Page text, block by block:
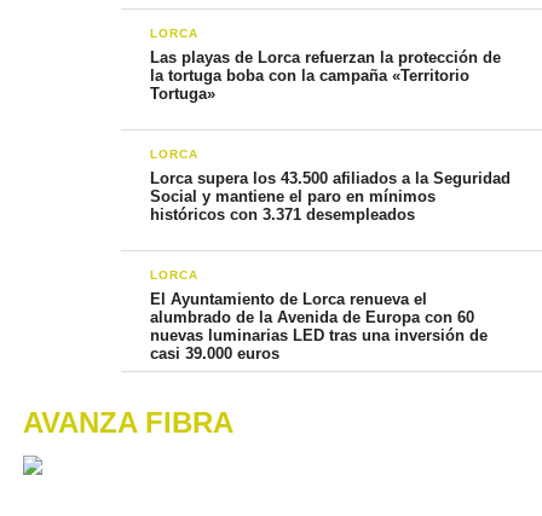
LORCA
Las playas de Lorca refuerzan la protección de
la tortuga boba con la campaña «Territorio
Tortuga»
LORCA
Lorca supera los 43.500 afiliados a la Seguridad
Social y mantiene el paro en mínimos
históricos con 3.371 desempleados
LORCA
El Ayuntamiento de Lorca renueva el
alumbrado de la Avenida de Europa con 60
nuevas luminarias LED tras una inversión de
casi 39.000 euros
AVANZA FIBRA